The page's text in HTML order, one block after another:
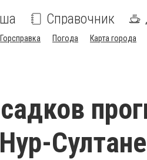
Справочник
Горсправка Погода Карта города